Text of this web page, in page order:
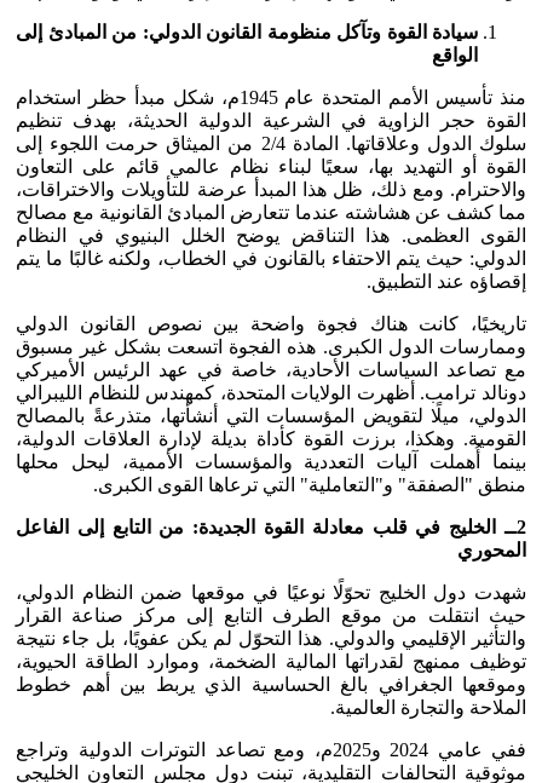
سيادة القوة وتآكل منظومة القانون الدولي: من المبادئ إلى
الواقع
منذ تأسيس الأمم المتحدة عام 1945م، شكل مبدأ حظر استخدام
القوة حجر الزاوية في الشرعية الدولية الحديثة، بهدف تنظيم
سلوك الدول وعلاقاتها. المادة 2/4 من الميثاق حرمت اللجوء إلى
القوة أو التهديد بها، سعيًا لبناء نظام عالمي قائم على التعاون
والاحترام. ومع ذلك، ظل هذا المبدأ عرضة للتأويلات والاختراقات،
مما كشف عن هشاشته عندما تتعارض المبادئ القانونية مع مصالح
القوى العظمى. هذا التناقض يوضح الخلل البنيوي في النظام
الدولي: حيث يتم الاحتفاء بالقانون في الخطاب، ولكنه غالبًا ما يتم
إقصاؤه عند التطبيق.
تاريخيًا، كانت هناك فجوة واضحة بين نصوص القانون الدولي
وممارسات الدول الكبرى. هذه الفجوة اتسعت بشكل غير مسبوق
مع تصاعد السياسات الأحادية، خاصة في عهد الرئيس الأميركي
دونالد ترامب. أظهرت الولايات المتحدة، كمهندس للنظام الليبرالي
الدولي، ميلًا لتقويض المؤسسات التي أنشأتها، متذرعةً بالمصالح
القومية. وهكذا، برزت القوة كأداة بديلة لإدارة العلاقات الدولية،
بينما أُهملت آليات التعددية والمؤسسات الأممية، ليحل محلها
منطق "الصفقة" و"التعاملية" التي ترعاها القوى الكبرى.
2ــ الخليج في قلب معادلة القوة الجديدة: من التابع إلى الفاعل
المحوري
شهدت دول الخليج تحوّلًا نوعيًا في موقعها ضمن النظام الدولي،
حيث انتقلت من موقع الطرف التابع إلى مركز صناعة القرار
والتأثير الإقليمي والدولي. هذا التحوّل لم يكن عفويًا، بل جاء نتيجة
توظيف ممنهج لقدراتها المالية الضخمة، وموارد الطاقة الحيوية،
وموقعها الجغرافي بالغ الحساسية الذي يربط بين أهم خطوط
الملاحة والتجارة العالمية.
ففي عامي 2024 و2025م، ومع تصاعد التوترات الدولية وتراجع
موثوقية التحالفات التقليدية، تبنت دول مجلس التعاون الخليجي